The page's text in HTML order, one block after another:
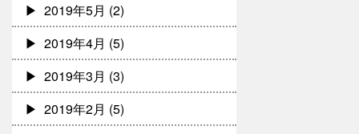
2019年5月 (2)
2019年4月 (5)
2019年3月 (3)
2019年2月 (5)